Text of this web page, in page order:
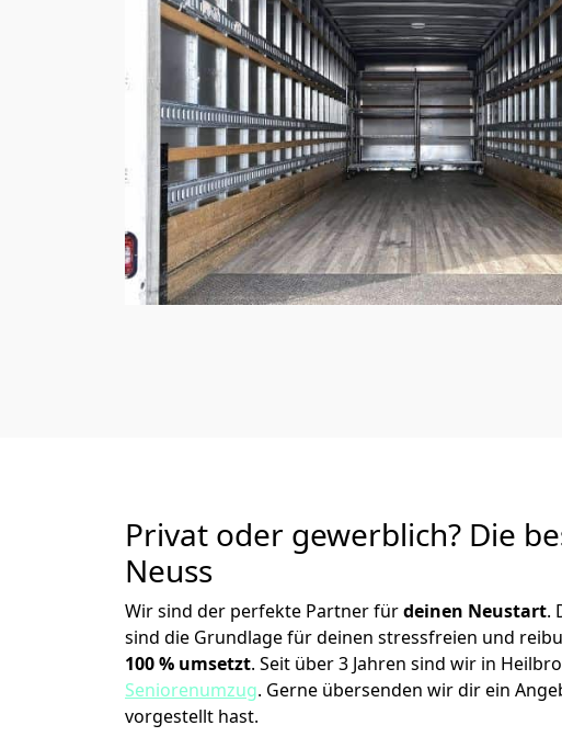
Privat oder gewerblich? Die
Neuss
Wir sind der perfekte Partner fürdeinen Neustart.
sind die Grundlage für deinen stressfreien und
100 % umsetzt. Seit über 3 Jahren sind wir in
Seniorenumzug. Gerne übersenden wir dir ein
vorgestellt hast.